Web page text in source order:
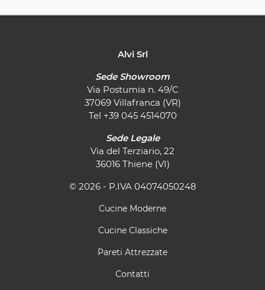
Alvi Srl
Sede Showroom
Via Postumia n. 49/C
37069 Villafranca (VR)
Tel +39 045 4514070
Sede Legale
Via del Terziario, 22
36016 Thiene (VI)
© 2026 - P.IVA 04074050248
Cucine Moderne
Cucine Classiche
Pareti Attrezzate
Contatti